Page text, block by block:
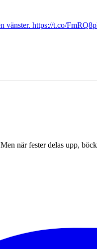
vänster. https://t.co/
när fester delas upp,